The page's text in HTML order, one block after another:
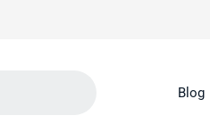
Blog